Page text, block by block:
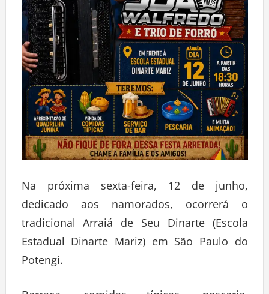
Na próxima sexta-feira, 12 de junho,
dedicado aos namorados, ocorrerá o
tradicional Arraiá de Seu Dinarte (Escola
Estadual Dinarte Mariz) em São Paulo do
Potengi.